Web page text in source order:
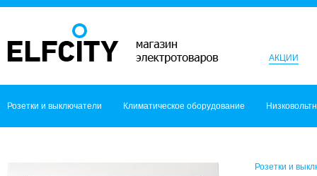
АКЦИИ
Розетки и выключатели Климатическое оборудование
Розетки и